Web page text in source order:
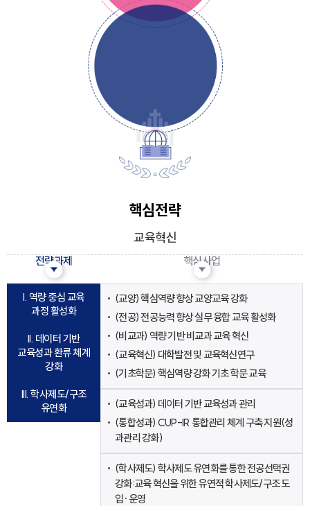
핵심전략
교육혁신
전략과제
I. 역량 중심 교육
과정 활성화
II. 데이터 기반
교육성과 환류 체계
강화
III. 학사제도/구조
유연화
핵심사업
(교양) 핵심역량 향상 교양교육 강화
(전공) 전공능력 향상 실무 융합 교육 활성화
(비교과) 역량 기반 비교과 교육 혁신
(교육혁신) 대학발전 및 교육혁신연구
(기초학문) 핵심역량 강화 기초 학문 교육
(교육성과) 데이터 기반 교육성과 관리
(통합성과) CUP-IR 통합관리 체계 구축 지원(성
과관리 강화)
(학사제도) 학사제도 유연화를 통한 전공선택권
강화:교육 혁신을 위한 유연적 학사제도/구조 도
입·운영